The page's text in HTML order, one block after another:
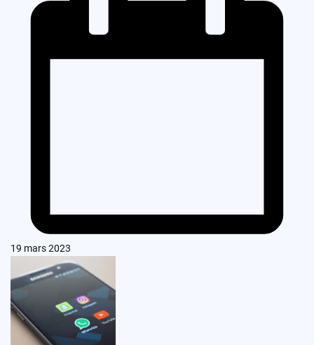
19 mars 2023